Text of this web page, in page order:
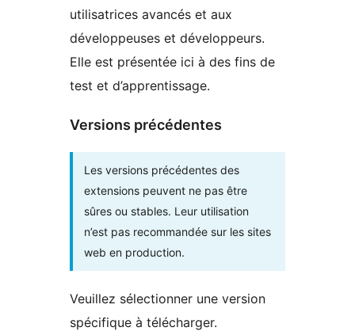
utilisatrices avancés et aux
développeuses et développeurs.
Elle est présentée ici à des fins de
test et d’apprentissage.
Versions précédentes
Les versions précédentes des
extensions peuvent ne pas être
sûres ou stables. Leur utilisation
n’est pas recommandée sur les sites
web en production.
Veuillez sélectionner une version
spécifique à télécharger.